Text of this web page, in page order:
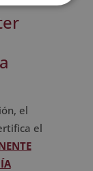
el
el